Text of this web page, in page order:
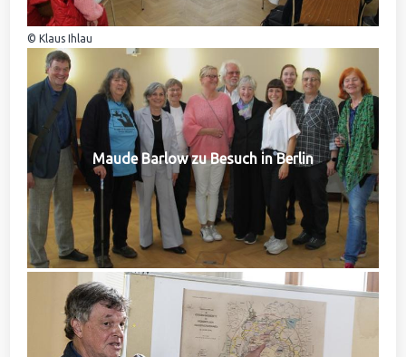
© Klaus Ihlau
Maude Barlow zu Besuch in Berlin